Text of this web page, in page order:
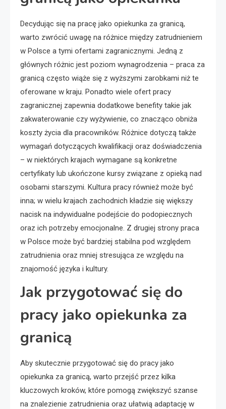
Decydując się na pracę jako opiekunka za granicą,
warto zwrócić uwagę na różnice między zatrudnieniem
w Polsce a tymi ofertami zagranicznymi. Jedną z
głównych różnic jest poziom wynagrodzenia – praca za
granicą często wiąże się z wyższymi zarobkami niż te
oferowane w kraju. Ponadto wiele ofert pracy
zagranicznej zapewnia dodatkowe benefity takie jak
zakwaterowanie czy wyżywienie, co znacząco obniża
koszty życia dla pracowników. Różnice dotyczą także
wymagań dotyczących kwalifikacji oraz doświadczenia
– w niektórych krajach wymagane są konkretne
certyfikaty lub ukończone kursy związane z opieką nad
osobami starszymi. Kultura pracy również może być
inna; w wielu krajach zachodnich kładzie się większy
nacisk na indywidualne podejście do podopiecznych
oraz ich potrzeby emocjonalne. Z drugiej strony praca
w Polsce może być bardziej stabilna pod względem
zatrudnienia oraz mniej stresująca ze względu na
znajomość języka i kultury.
Jak przygotować się do
pracy jako opiekunka za
granicą
Aby skutecznie przygotować się do pracy jako
opiekunka za granicą, warto przejść przez kilka
kluczowych kroków, które pomogą zwiększyć szanse
na znalezienie zatrudnienia oraz ułatwią adaptację w